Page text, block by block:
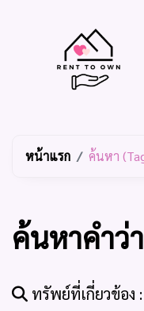
หน้าแรก ค้นหา
ค้นหาคำว่
ทรัพย์ที่เกี่ยวข้อง